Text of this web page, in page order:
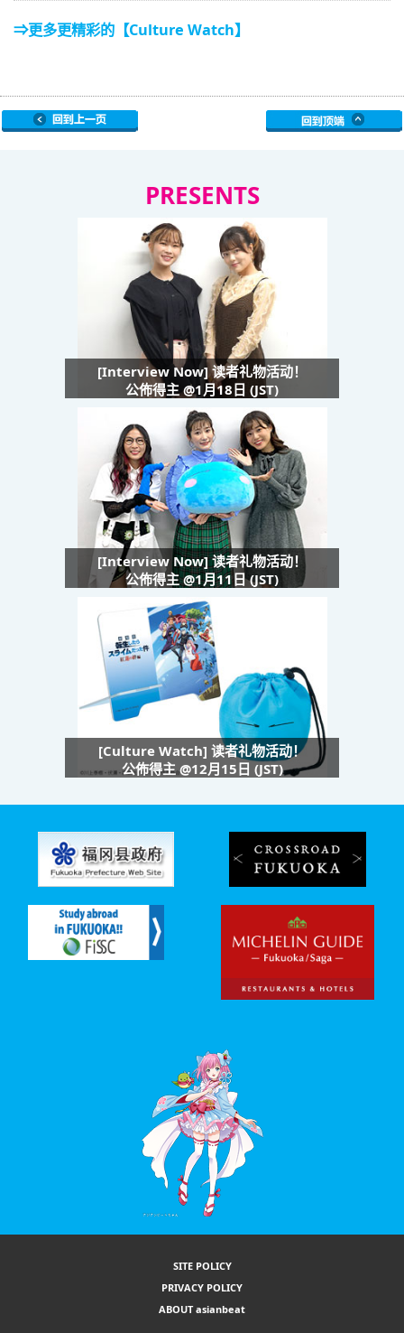
⇒更多更精彩的【Culture Watch】
PRESENTS
[Interview Now] 读者礼物活动！
公佈得主 @1月18日 (JST)
[Interview Now] 读者礼物活动！
公佈得主 @1月11日 (JST)
[Culture Watch] 读者礼物活动！
公佈得主 @12月15日 (JST)
SITE POLICY
PRIVACY POLICY
ABOUT asianbeat